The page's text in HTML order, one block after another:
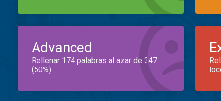
Advanced
Rellenar 174 palabras al azar de 347
(50%)